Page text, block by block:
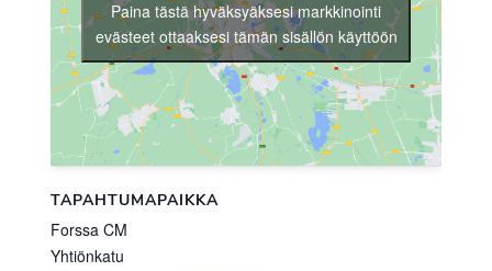
TAPAHTUMAPAIKKA
Forssa CM
Yhtiönkatu
Paina tästä hyväksyäksesi markkinointi
evästeet ottaaksesi tämän sisällön käyttöön